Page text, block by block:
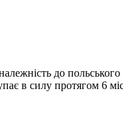
до
в силу протягом 6